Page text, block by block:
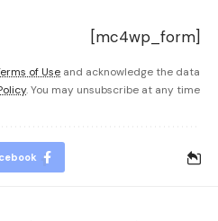
[mc4wp_form]
of Use and acknowledge the data
. You may unsubscribe at any time.